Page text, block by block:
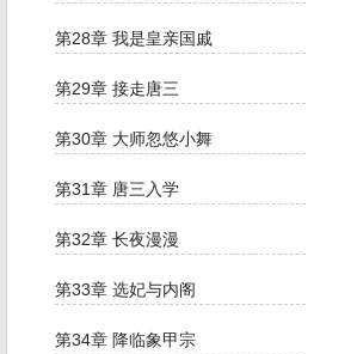
第28章 我是皇亲国戚
第29章 接走唐三
第30章 大师忽悠小舞
第31章 唐三入学
第32章 长夜漫漫
第33章 选妃与内阁
第34章 降临象甲宗